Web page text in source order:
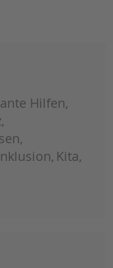
Hilfen
Kita